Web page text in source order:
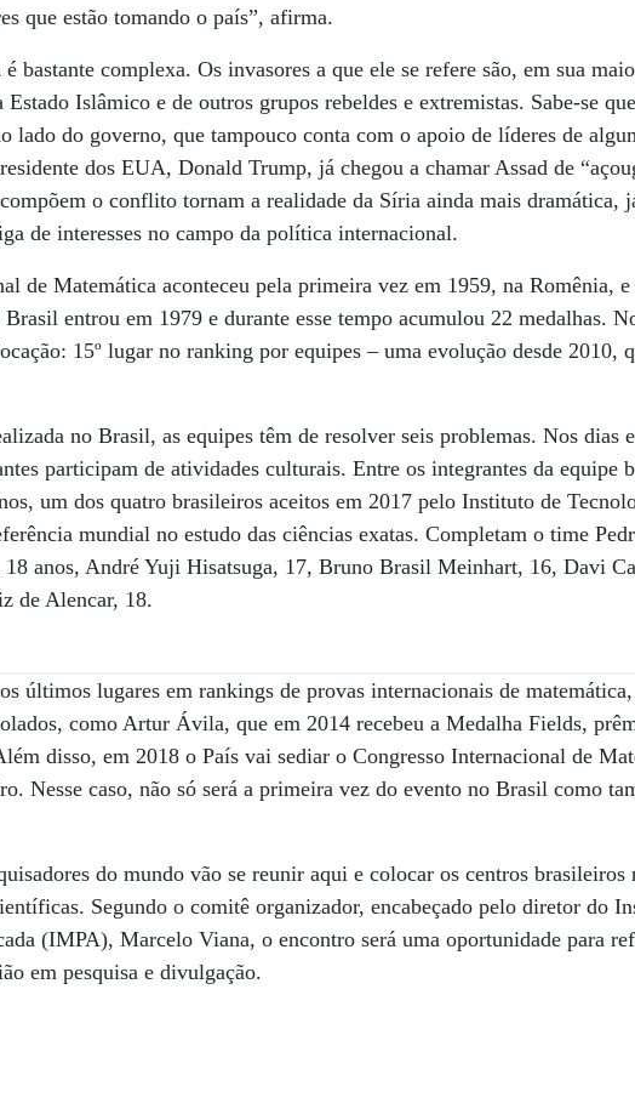
que estão tomando o país”, afirma.
bastante complexa. Os invasores a que ele se refere são, em sua
Islâmico e de outros grupos rebeldes e extremistas. Sabe-se
lado do governo, que tampouco conta com o apoio de líderes de
dos EUA, Donald Trump, já chegou a chamar Assad de
o conflito tornam a realidade da Síria ainda mais dramática,
de interesses no campo da política internacional.
de Matemática aconteceu pela primeira vez em 1959, na Romênia, e
entrou em 1979 e durante esse tempo acumulou 22 medalhas.
15º lugar no ranking por equipes – uma evolução desde 2010,
no Brasil, as equipes têm de resolver seis problemas. Nos dias
participam de atividades culturais. Entre os integrantes da equipe
um dos quatro brasileiros aceitos em 2017 pelo Instituto de
mundial no estudo das ciências exatas. Completam o time
anos, André Yuji Hisatsuga, 17, Bruno Brasil Meinhart, 16, Davi
de Alencar, 18.
últimos lugares em rankings de provas internacionais de
como Artur Ávila, que em 2014 recebeu a Medalha Fields,
disso, em 2018 o País vai sediar o Congresso Internacional de
Nesse caso, não só será a primeira vez do evento no Brasil como
do mundo vão se reunir aqui e colocar os centros brasileiros
Segundo o comitê organizador, encabeçado pelo diretor do
(IMPA), Marcelo Viana, o encontro será uma oportunidade para
em pesquisa e divulgação.